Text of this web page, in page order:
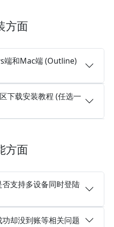
方面
端和Mac端 (Outline)
下载安装教程 (任选一
方面
支持多设备同时登陆
却没到账等相关问题